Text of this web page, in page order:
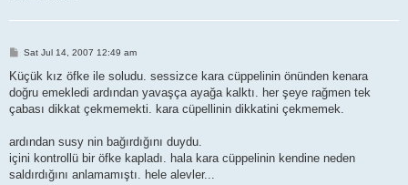
P
s
Sat Jul 14, 2007 12:49 am
Küçük kız öfke ile soludu. sessizce kara cüppelinin önünden kenara
doğru emekledi ardından yavaşça ayağa kalktı. her şeye rağmen tek
çabası dikkat çekmemekti. kara cüpellinin dikkatini çekmemek.
ardından susy nin bağırdığını duydu.
içini kontrollü bir öfke kapladı. hala kara cüppelinin kendine neden
saldırdığını anlamamıştı. hele alevler...